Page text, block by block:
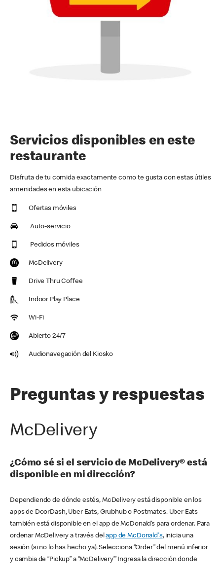
Servicios disponibles en este
restaurante
Disfruta de tu comida exactamente como te gusta con estas útiles
amenidades en esta ubicación
Ofertas móviles
Auto-servicio
Pedidos móviles
McDelivery
Drive Thru Coffee
Indoor Play Place
Wi-Fi
Abierto 24/7
Audionavegación del Kiosko
Preguntas y respuestas
McDelivery
¿Cómo sé si el servicio de McDelivery® está
disponible en mi dirección?
Dependiendo de dónde estés, McDelivery está disponible en los
apps de DoorDash, Uber Eats, Grubhub o Postmates. Uber Eats
también está disponible en el app de McDonald’s para ordenar. Para
ordenar McDelivery a través delapp de McDonald's, inicia una
sesión (si no lo has hecho ya). Selecciona “Order” del menú inferior
y cambia de “Pickup” a “McDelivery’” Ingresa la dirección donde